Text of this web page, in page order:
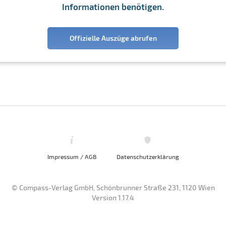
Informationen benötigen.
Offizielle Auszüge abrufen
Impressum / AGB Datenschutzerklärung
© Compass-Verlag GmbH, Schönbrunner Straße 231, 1120 Wien
Version 1.17.4